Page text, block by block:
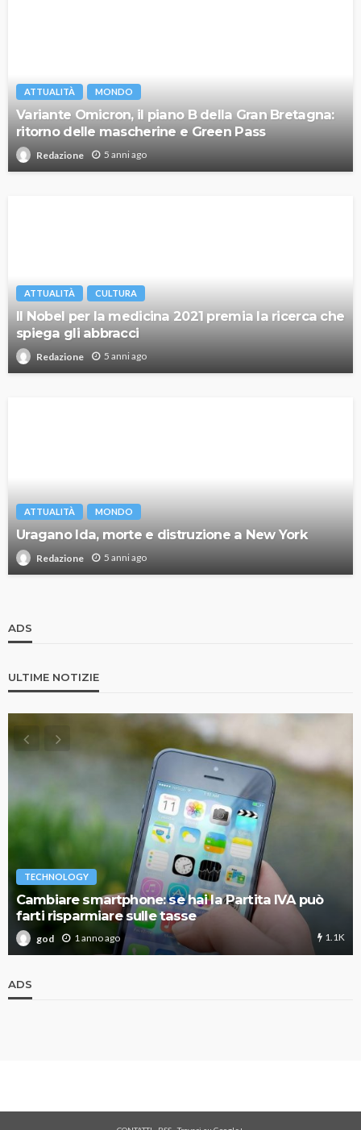
ATTUALITÀ MONDO
Variante Omicron, il piano B della Gran Bretagna:
ritorno delle mascherine e Green Pass
Redazione 5 anni ago
ATTUALITÀ CULTURA
Il Nobel per la medicina 2021 premia la ricerca che
spiega gli abbracci
Redazione 5 anni ago
ATTUALITÀ MONDO
Uragano Ida, morte e distruzione a New York
Redazione 5 anni ago
ADS
ULTIME NOTIZIE
TECHNOLOGY
Cambiare smartphone: se hai la Partita IVA può
farti risparmiare sulle tasse
god 1 anno ago 1.1K
ADS